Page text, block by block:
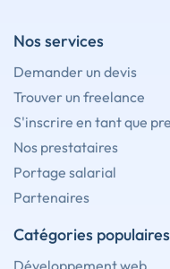
Nos services
Demander un devis
Trouver un freelance
S'inscrire en tant que
Nos prestataires
Portage salarial
Partenaires
Catégories populaires
Développement web